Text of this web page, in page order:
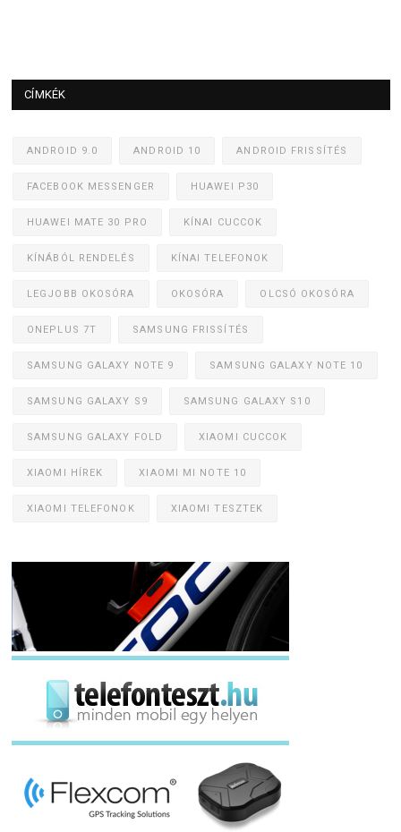
CÍMKÉK
ANDROID 9.0 ANDROID 10 ANDROID FRISSÍTÉS
FACEBOOK MESSENGER HUAWEI P30
HUAWEI MATE 30 PRO KÍNAI CUCCOK
KÍNÁBÓL RENDELÉS KÍNAI TELEFONOK
LEGJOBB OKOSÓRA OKOSÓRA OLCSÓ OKOSÓRA
ONEPLUS 7T SAMSUNG FRISSÍTÉS
SAMSUNG GALAXY NOTE 9 SAMSUNG GALAXY NOTE 10
SAMSUNG GALAXY S9 SAMSUNG GALAXY S10
SAMSUNG GALAXY FOLD XIAOMI CUCCOK
XIAOMI HÍREK XIAOMI MI NOTE 10
XIAOMI TELEFONOK XIAOMI TESZTEK